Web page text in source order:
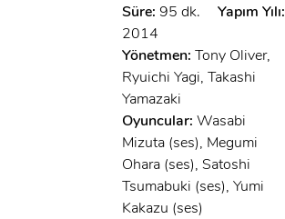
Süre: 95 dk.
Yapım Yılı:
2014
Yönetmen: Tony Oliver,
Ryuichi Yagi, Takashi
Yamazaki
Oyuncular: Wasabi
Mizuta (ses), Megumi
Ohara (ses), Satoshi
Tsumabuki (ses), Yumi
Kakazu (ses)